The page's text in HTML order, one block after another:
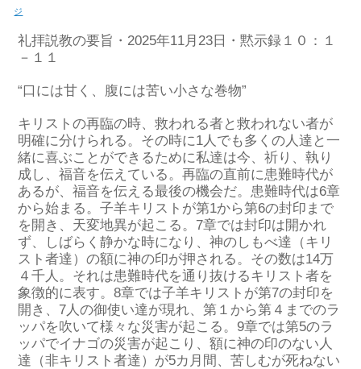
ジ
礼拝説教の要旨 ・2025年11月 23 日・黙示録 １０：１
－１１
“口には甘く、腹には苦い小さな巻物”
キリストの再臨の時、救われる者と救われない者が
明確に分けられる。 その時に1人でも多くの人達と一
緒に喜ぶことができるために私達は今、祈り、執り
成し、福音を伝えている。再臨の直前に患難時代が
あるが、福音を伝える最後の機会だ。 患難時代は6章
から始ま る。子羊キリス トが第1から第6の封印まで
を開 き 、 天変地異が起こ る。 7章では封印は開かれ
ず、 しばらく静かな時になり、神のしもべ達 （キリ
スト者達 ）の額に神の印が押される。その数は14万
４千人。それは患難時代を通り抜けるキリスト者を
象徴的に表す。8章では子羊キリストが第7の封印を
開 き、 7人の御使い達が現れ、第１から第４までのラ
ッパを吹いて様々な災害が起こる。9章では第5のラ
ッパでイナゴの災害が起こり、額に神の印のない人
達 （非キリスト者達 ） が5カ月間、苦しむが死ねない